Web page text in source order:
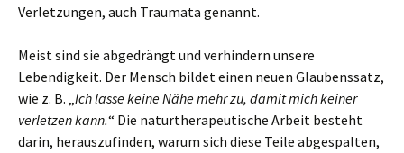
Verletzungen, auch Traumata genannt.
Meist sind sie abgedrängt und verhindern unsere
Lebendigkeit. Der Mensch bildet einen neuen Glaubenssatz,
wie z. B. „Ich lasse keine Nähe mehr zu, damit mich keiner
verletzen kann.“ Die naturtherapeutische Arbeit besteht
darin, herauszufinden, warum sich diese Teile abgespalten,